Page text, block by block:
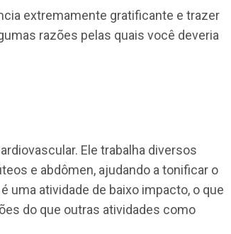
extremamente gratificante e trazer
razões pelas quais você deveria
Ele trabalha diversos
e abdômen, ajudando a tonificar o
uma atividade de baixo impacto, o que
do que outras atividades como